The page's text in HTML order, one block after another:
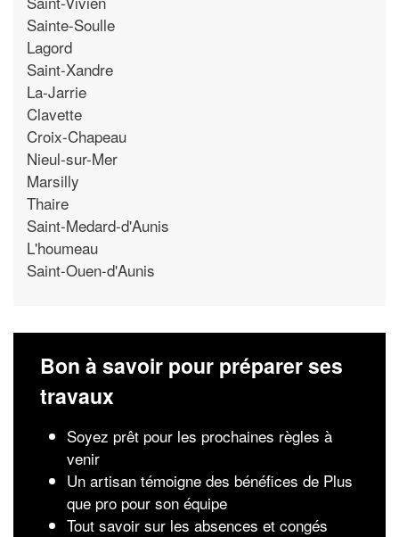
Sainte-Soulle
Lagord
Saint-Xandre
La-Jarrie
Clavette
Croix-Chapeau
Nieul-sur-Mer
Marsilly
Thaire
Saint-Medard-d'Aunis
L'houmeau
Saint-Ouen-d'Aunis
Bon à savoir pour préparer ses
travaux
Soyez prêt pour les prochaines règles à
venir
Un artisan témoigne des bénéfices de Plus
que pro pour son équipe
Tout savoir sur les absences et congés